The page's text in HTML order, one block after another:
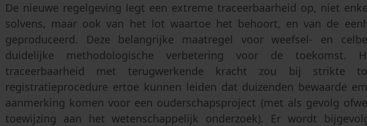
De nieuwe regelgeving legt een extreme traceerbaarheid op, niet
solvens, maar ook van het lot waartoe het behoort, en van de
geproduceerd. Deze belangrijke maatregel voor weefsel- en
duidelijke methodologische verbetering voor de toekomst.
traceerbaarheid met terugwerkende kracht zou bij strikte
registratieprocedure ertoe kunnen leiden dat duizenden bewaarde
aanmerking komen voor een ouderschapsproject (met als gevolg
toewijzing aan het wetenschappelijk onderzoek). Er wordt